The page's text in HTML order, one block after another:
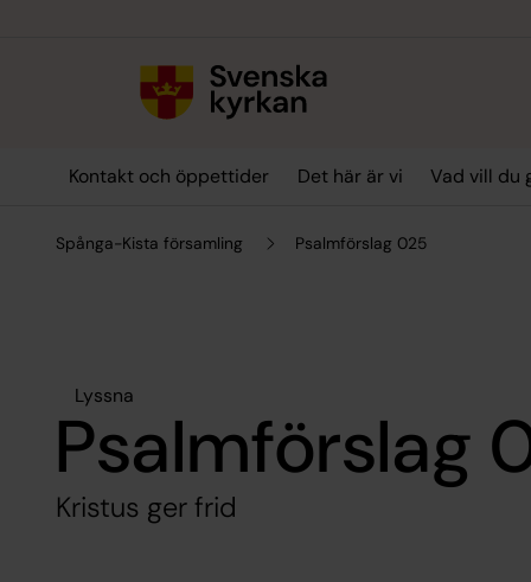
Kontakt och öppettider Det här är vi Vad vill du
Spånga-Kista församling Psalmförslag 025
Lyssna
Psalmförslag
Kristus ger frid